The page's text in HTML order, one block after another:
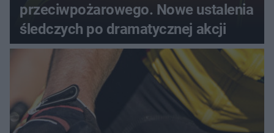
przeciwpożarowego. Nowe ustalenia
śledczych po dramatycznej akcji